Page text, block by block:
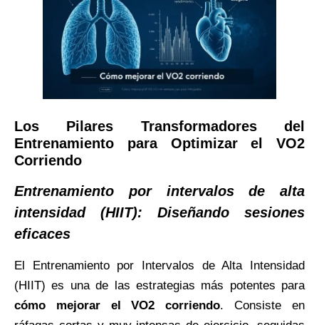
Los Pilares Transformadores del
Entrenamiento para Optimizar el VO2
Corriendo
Entrenamiento por intervalos de alta
intensidad (HIIT): Diseñando sesiones
eficaces
El Entrenamiento por Intervalos de Alta Intensidad
(HIIT) es una de las estrategias más potentes para
cómo mejorar el VO2 corriendo. Consiste en